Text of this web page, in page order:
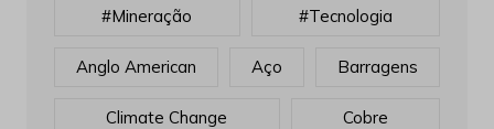
#mineração #tecnologia
Anglo American Aço Barragens
Climate Change Cobre